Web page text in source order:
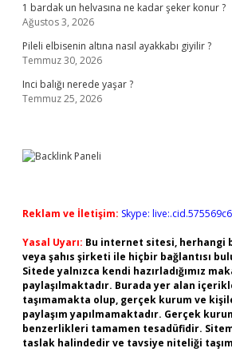
1 bardak un helvasına ne kadar şeker konur ?
Ağustos 3, 2026
Pileli elbisenin altına nasıl ayakkabı giyilir ?
Temmuz 30, 2026
Inci balığı nerede yaşar ?
Temmuz 25, 2026
Reklam ve İletişim: Skype:
Yasal Uyarı: Bu internet sitesi, herhangi
veya şahıs şirketi ile hiçbir bağlantısı
Sitede yalnızca kendi hazırladığımız
paylaşılmaktadır. Burada yer alan
taşımamakta olup, gerçek kurum ve
paylaşım yapılmamaktadır. Gerçek
benzerlikleri tamamen tesadüfidir.
taslak halindedir ve tavsiye niteliği